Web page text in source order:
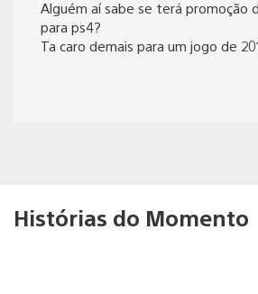
Alguém aí sabe se terá promoção
para ps4?
Ta caro demais para um jogo de
Histórias do Momento